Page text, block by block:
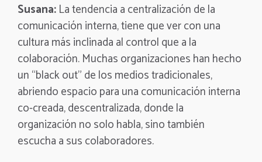
Susana:La tendencia a centralización de la
comunicación interna, tiene que ver con una
cultura más inclinada al control que a la
colaboración. Muchas organizaciones han hecho
un “black out” de los medios tradicionales,
abriendo espacio para una comunicación interna
co-creada, descentralizada, donde la
organización no solo habla, sino también
escucha a sus colaboradores.